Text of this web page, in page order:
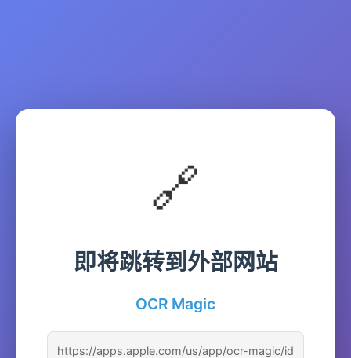
🔗
即将跳转到外部网站
OCR Magic
https://apps.apple.com/us/app/ocr-magic/id